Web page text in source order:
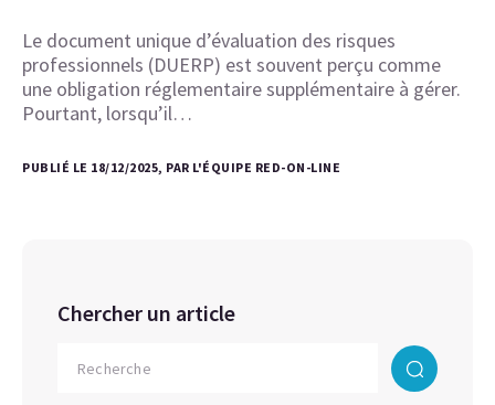
Le document unique d’évaluation des risques
professionnels (DUERP) est souvent perçu comme
une obligation réglementaire supplémentaire à gérer.
Pourtant, lorsqu’il…
PUBLIÉ LE 18/12/2025, PAR L'ÉQUIPE RED-ON-LINE
Chercher un article